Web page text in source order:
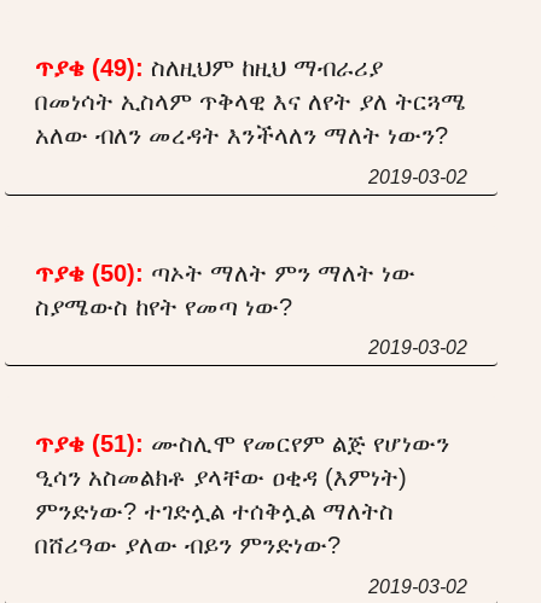
ጥያቄ (49): ስለዚህም ከዚህ ማብራሪያ
በመነሳት ኢስላም ጥቅላዊ እና ለየት ያለ ትርጓሜ
አለው ብለን መረዳት እንችላለን ማለት ነውን?
2019-03-02
ጥያቄ (50): ጣኦት ማለት ምን ማለት ነው
ስያሜውስ ከየት የመጣ ነው?
2019-03-02
ጥያቄ (51): ሙስሊሞ የመርየም ልጅ የሆነውን
ዒሳን አስመልክቶ ያላቸው ዐቂዳ (እምነት)
ምንድነው? ተገድሏል ተሰቅሏል ማለትስ
በሸሪዓው ያለው ብይን ምንድነው?
2019-03-02